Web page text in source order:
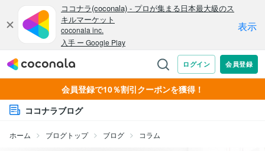
会員登録で10％割引クーポンを獲得！
ココナラブログ
ホーム ブログトップ ブログ コラム